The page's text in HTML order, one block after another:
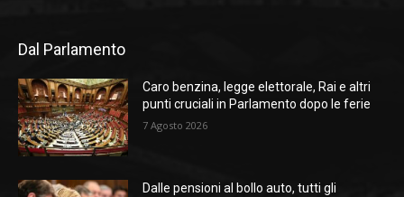
Dal Parlamento
Caro benzina, legge elettorale, Rai e altri
punti cruciali in Parlamento dopo le ferie
7 Agosto 2026
Dalle pensioni al bollo auto, tutti gli